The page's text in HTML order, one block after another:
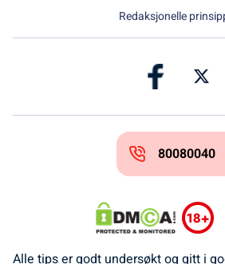
Redaksjonelle
80080040
Alle tips er godt undersøkt og gitt i